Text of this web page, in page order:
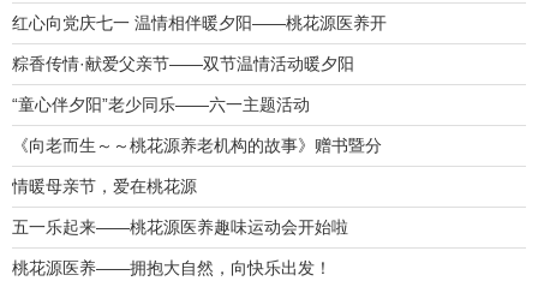
红心向党庆七一 温情相伴暖夕阳——桃花源医养开
粽香传情·献爱父亲节——双节温情活动暖夕阳
“童心伴夕阳”老少同乐——六一主题活动
《向老而生～～桃花源养老机构的故事》赠书暨分
情暖母亲节，爱在桃花源
五一乐起来——桃花源医养趣味运动会开始啦
桃花源医养——拥抱大自然，向快乐出发！